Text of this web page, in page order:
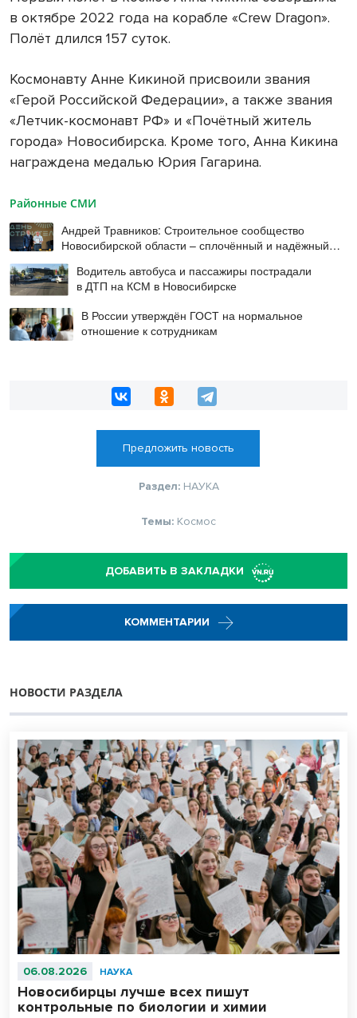
в октябре 2022 года на корабле «Crew Dragon».
Полёт длился 157 суток.
Космонавту Анне Кикиной присвоили звания
«Герой Российской Федерации», а также звания
«Летчик-космонавт РФ» и «Почётный житель
города» Новосибирска. Кроме того, Анна Кикина
награждена медалью Юрия Гагарина.
Районные СМИ
Андрей Травников: Строительное сообщество
Новосибирской области – сплочённый и надёжный
коллектив
Водитель автобуса и пассажиры пострадали
в ДТП на КСМ в Новосибирске
В России утверждён ГОСТ на нормальное
отношение к сотрудникам
Предложить новость
Раздел: НАУКА
Темы: Космос
ДОБАВИТЬ В ЗАКЛАДКИ
КОММЕНТАРИИ
НОВОСТИ РАЗДЕЛА
06.08.2026 НАУКА
Новосибирцы лучше всех пишут
контрольные по биологии и химии